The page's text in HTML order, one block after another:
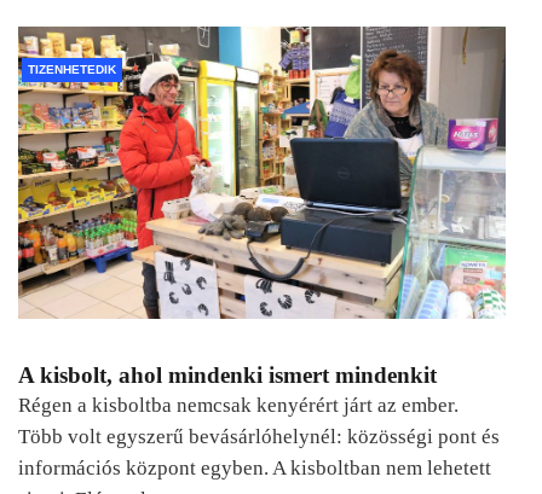
TIZENHETEDIK
A kisbolt, ahol mindenki ismert mindenkit
Régen a kisboltba nemcsak kenyérért járt az ember.
Több volt egyszerű bevásárlóhelynél: közösségi pont és
információs központ egyben. A kisboltban nem lehetett